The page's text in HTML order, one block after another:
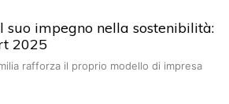
impegno nella sostenibilità:
2025
rafforza il proprio modello di impresa